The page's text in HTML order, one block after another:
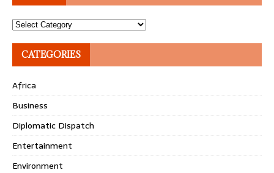
Topics
CATEGORIES
Africa
Business
Diplomatic Dispatch
Entertainment
Environment